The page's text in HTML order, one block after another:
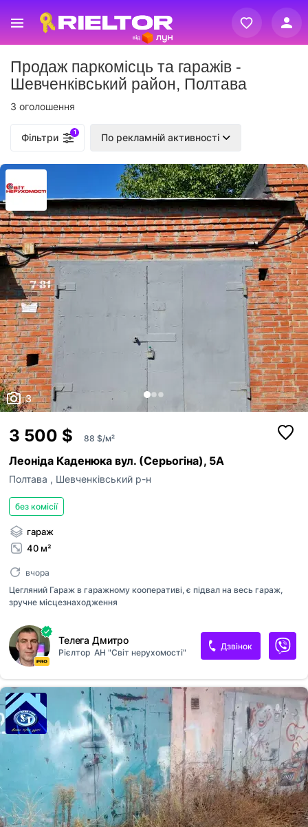
Реєстрація
Вхід
Продаж паркомісць та гаражів -
Шевченківський район, Полтава
3 оголошення
Фільтри 1 По рекламній активності
3
3 500 $ 88 $/м²
Леоніда Каденюка вул. (Серьогіна), 5А
Полтава , Шевченківський р-н
без комісії
гараж
40 м²
вчора
Цегляний Гараж в гаражному кооперативі, є підвал на весь гараж,
зручне місцезнаходження
Телега Дмитро
Рієлтор АН "Світ нерухомості"
Дзвінок